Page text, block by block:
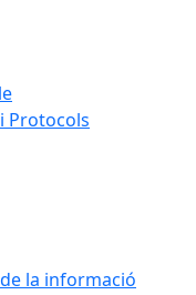
Protocols
la informació